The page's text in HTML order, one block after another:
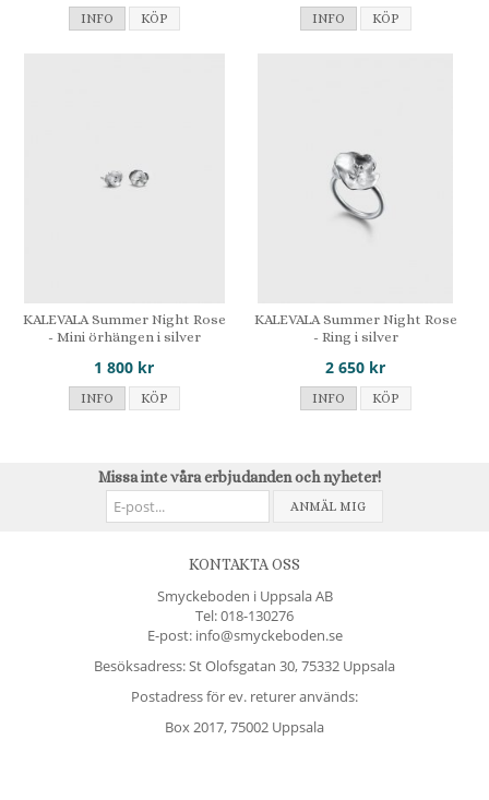
INFO KÖP INFO KÖP
KALEVALA Summer Night Rose
- Mini örhängen i silver
1 800 kr
INFO KÖP
KALEVALA Summer Night Rose
- Ring i silver
2 650 kr
INFO KÖP
Missa inte våra erbjudanden och nyheter!
ANMÄL MIG
KONTAKTA OSS
Smyckeboden i Uppsala AB
Tel:018-130276
E-post: info@smyckeboden.se
Besöksadress: St Olofsgatan 30, 75332 Uppsala
Postadress för ev. returer används:
Box 2017, 75002 Uppsala